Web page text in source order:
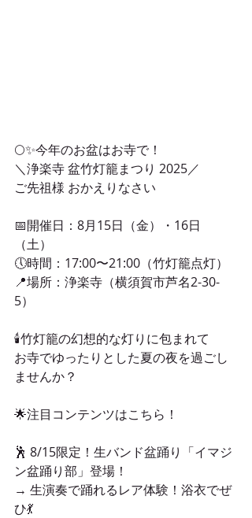
🌕✨今年のお盆はお寺で！
＼浄楽寺 盆竹灯籠まつり 2025／
ご先祖様 おかえりなさい
📅開催日：8月15日（金）・16日
（土）
🕔時間：17:00〜21:00（竹灯籠点灯）
📍場所：浄楽寺（横須賀市芦名2-30-
5）
🕯竹灯籠の幻想的な灯りに包まれて
お寺でゆったりとした夏の夜を過ごし
ませんか？
🌟注目コンテンツはこちら！
🕺 8/15限定！生バンド盆踊り「イマジ
ン盆踊り部」登場！
→ 生演奏で踊れるレア体験！浴衣でぜ
ひ💃